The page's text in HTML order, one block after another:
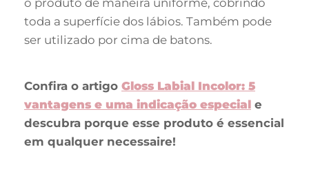
o produto de maneira uniforme, cobrindo
toda a superfície dos lábios. Também pode
ser utilizado por cima de batons.
Confira o artigo Gloss Labial Incolor: 5
vantagens e uma indicação especial e
descubra porque esse produto é essencial
em qualquer necessaire!